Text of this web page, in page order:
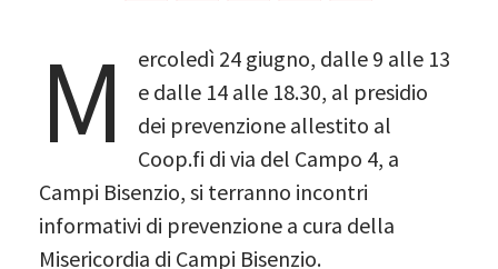
M
ercoledì 24 giugno, dalle 9 alle 13
e dalle 14 alle 18.30, al presidio
dei prevenzione allestito al
Coop.fi di via del Campo 4, a
Campi Bisenzio, si terranno incontri
informativi di prevenzione a cura della
Misericordia di Campi Bisenzio.